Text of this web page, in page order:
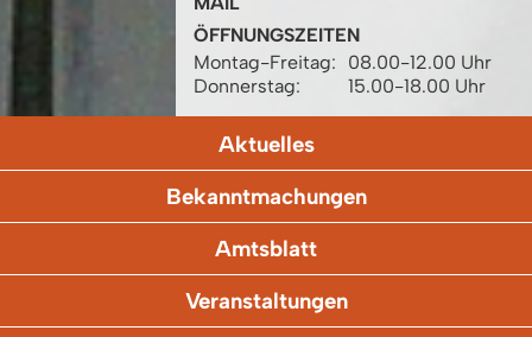
ÖFFNUNGSZEITEN
Montag-Freitag:
08.00-12.00 Uhr
Donnerstag:
15.00-18.00 Uhr
Aktuelles
Bekanntmachungen
Amtsblatt
Veranstaltungen